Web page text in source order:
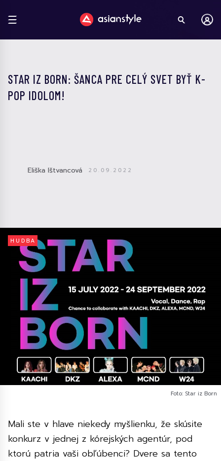
STAR IZ BORN: ŠANCA PRE CELÝ SVET BYŤ K-
POP IDOLOM!
Eliška Ištvancová 20.09.2022
HUDBA
Foto: Star iz Born
Mali ste v hlave niekedy myšlienku, že skúsite
konkurz v jednej z kórejských agentúr, pod
ktorú patria vaši obľúbenci? Dvere sa tento